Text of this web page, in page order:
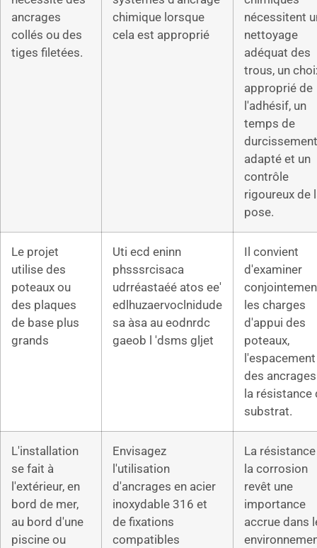
ancrages
collés ou des
tiges filetées.
chimique lorsque
cela est approprié
nécessitent
nettoyage
adéquat des
trous, un
approprié de
l'adhésif, un
temps de
durcissement
adapté et un
contrôle
rigoureux de
pose.
Le projet
utilise des
poteaux ou
des plaques
de base plus
grands
Uti ecd eninn
phsssrcisaca
udrréastaéé atos ee'
edlhuzaervoclnidude
sa àsa au eodnrdc
gaeob l 'dsms gljet
Il convient
d'examiner
les charges
d'appui des
poteaux,
l'espacement
des
la résistance
substrat.
L'installation
se fait à
l'extérieur, en
bord de mer,
au bord d'une
piscine ou
Envisagez
l'utilisation
d'ancrages en acier
inoxydable 316 et
de fixations
compatibles
La
la corrosion
revêt une
importance
accrue dans